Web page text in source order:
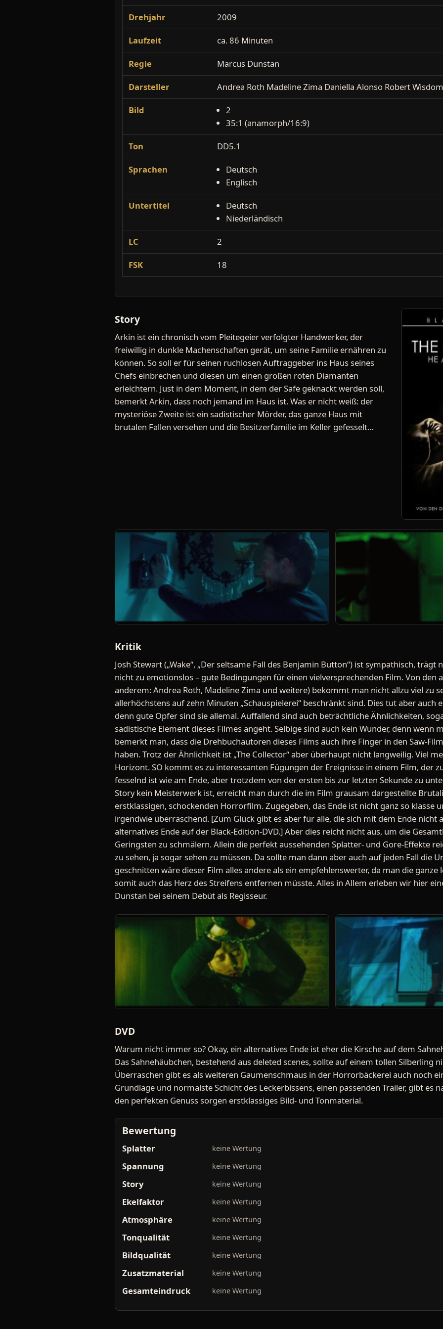
Drehjahr 2009
Laufzeit ca. 86 Minuten
Regie Marcus Dunstan
Darsteller Andrea Roth Madeline Zima Daniella Alonso Robert
Bild
2
35:1 (anamorph/16:9)
Ton DD5.1
Sprachen
Deutsch
Englisch
Untertitel
Deutsch
Niederländisch
LC 2
FSK 18
Story
Arkin ist ein chronisch vom Pleitegeier verfolgter Handwerker, der
freiwillig in dunkle Machenschaften gerät, um seine Familie ernähren zu
können. So soll er für seinen ruchlosen Auftraggeber ins Haus seines
Chefs einbrechen und diesen um einen großen roten Diamanten
erleichtern. Just in dem Moment, in dem der Safe geknackt werden soll,
bemerkt Arkin, dass noch jemand im Haus ist. Was er nicht weiß: der
mysteriöse Zweite ist ein sadistischer Mörder, das ganze Haus mit
brutalen Fallen versehen und die Besitzerfamilie im Keller gefesselt…
Kritik
Josh Stewart („Wake“, „Der seltsame Fall des Benjamin Button“) ist sympathisch,
nicht zu emotionslos – gute Bedingungen für einen vielversprechenden Film. Von den
anderem: Andrea Roth, Madeline Zima und weitere) bekommt man nicht allzu viel zu
allerhöchstens auf zehn Minuten „Schauspielerei“ beschränkt sind. Dies tut aber auch
denn gute Opfer sind sie allemal. Auffallend sind auch beträchtliche Ähnlichkeiten,
sadistische Element dieses Filmes angeht. Selbige sind auch kein Wunder, denn wenn
bemerkt man, dass die Drehbuchautoren dieses Films auch ihre Finger in den Saw-
haben. Trotz der Ähnlichkeit ist „The Collector“ aber überhaupt nicht langweilig. Viel
Horizont. SO kommt es zu interessanten Fügungen der Ereignisse in einem Film, der
fesselnd ist wie am Ende, aber trotzdem von der ersten bis zur letzten Sekunde zu
Story kein Meisterwerk ist, erreicht man durch die im Film grausam dargestellte
erstklassigen, schockenden Horrorfilm. Zugegeben, das Ende ist nicht ganz so klasse
irgendwie überraschend. [Zum Glück gibt es aber für alle, die sich mit dem Ende nicht
alternatives Ende auf der Black-Edition-DVD.] Aber dies reicht nicht aus, um die
Geringsten zu schmälern. Allein die perfekt aussehenden Splatter- und Gore-Effekte
zu sehen, ja sogar sehen zu müssen. Da sollte man dann aber auch auf jeden Fall die
geschnitten wäre dieser Film alles andere als ein empfehlenswerter, da man die ganze
somit auch das Herz des Streifens entfernen müsste. Alles in Allem erleben wir hier
Dunstan bei seinem Debüt als Regisseur.
DVD
Warum nicht immer so? Okay, ein alternatives Ende ist eher die Kirsche auf dem
Das Sahnehäubchen, bestehend aus deleted scenes, sollte auf einem tollen Silberling
Überraschen gibt es als weiteren Gaumenschmaus in der Horrorbäckerei auch noch
Grundlage und normalste Schicht des Leckerbissens, einen passenden Trailer, gibt es
den perfekten Genuss sorgen erstklassiges Bild- und Tonmaterial.
Bewertung
Splatter keine Wertung
Spannung keine Wertung
Story keine Wertung
Ekelfaktor keine Wertung
Atmosphäre keine Wertung
Tonqualität keine Wertung
Bildqualität keine Wertung
Zusatzmaterial keine Wertung
Gesamteindruck keine Wertung